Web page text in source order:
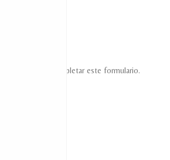
para completar este formulario.